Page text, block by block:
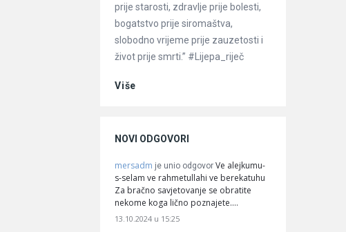
prije starosti, zdravlje prije bolesti,
bogatstvo prije siromaštva,
slobodno vrijeme prije zauzetosti i
život prije smrti.” #Lijepa_riječ
Više
NOVI ODGOVORI
mersadm je unio odgovor Ve alejkumu-
s-selam ve rahmetullahi ve berekatuhu
Za bračno savjetovanje se obratite
nekome koga lično poznajete.…
13.10.2024 u 15:25